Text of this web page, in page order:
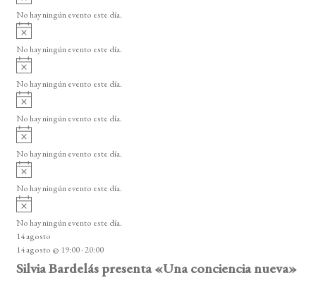
o
v
i
o
No hay ningún evento este día.
A
v
i
o
No hay ningún evento este día.
A
v
i
o
No hay ningún evento este día.
A
v
i
o
No hay ningún evento este día.
A
v
i
o
No hay ningún evento este día.
A
v
i
o
No hay ningún evento este día.
A
v
i
s
o
No hay ningún evento este día.
14 agosto
14 agosto @ 19:00-20:00
Silvia Bardelás presenta «Una conciencia nueva»